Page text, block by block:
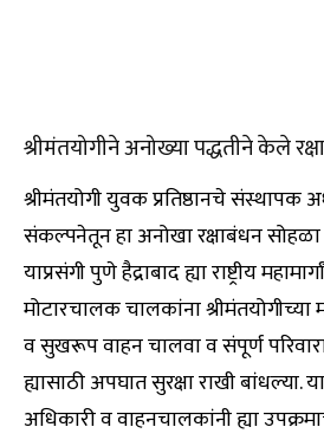
श्रीमंतयोगीने अनोख्या पद्धतीने केले
श्रीमंतयोगी युवक प्रतिष्ठानचे संस्थापक
संकल्पनेतून हा अनोखा रक्षाबंधन
याप्रसंगी पुणे हैद्राबाद ह्या राष्ट्रीय
मोटारचालक चालकांना श्रीमंतयोगीच्या
व सुखरूप वाहन चालवा व संपूर्ण
ह्यासाठी अपघात सुरक्षा राखी बांधल्या.
अधिकारी व वाहनचालकांनी ह्या